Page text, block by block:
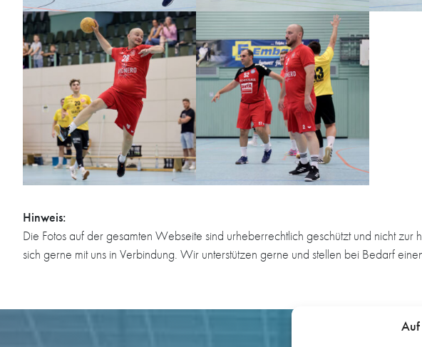
Hinweis:
Die Fotos auf der gesamten Webseite sind urheberrechtlich geschützt und nicht
sich gerne mit uns in Verbindung. Wir unterstützen gerne und stellen bei Bedarf